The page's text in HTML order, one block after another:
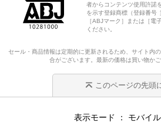
者からコンテンツ使用許諾
を示す登録商標（登録番号
［ABJマーク］または［電
ください。
セール・商品情報は定期的に更新されるため、サイト内
合がございます。最新の価格は買い物かご
このページの先頭
表示モード モバイル